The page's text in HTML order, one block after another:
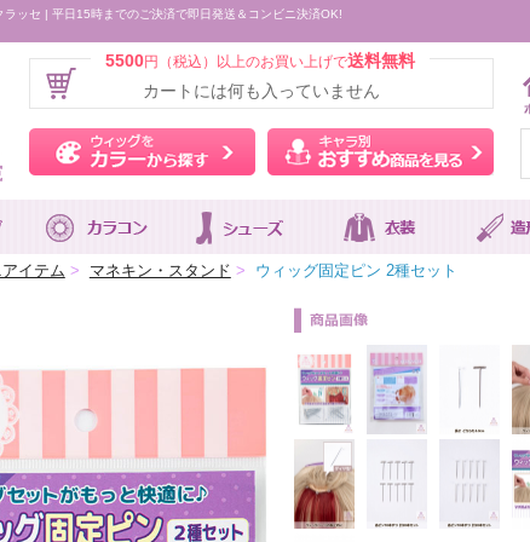
ラッセ | 平日15時までのご決済で即日発送＆コンビニ決済OK!
5500円（税込）以上のお買い上げで送料無料
カートには何も入っていません
ウィッグをカラーから探す キ
アイテム > マネキン・スタンド > ウィッグ固定ピン 2種セット